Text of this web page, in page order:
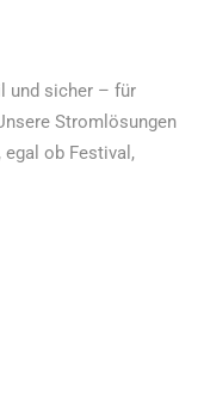
und sicher – für
Stromlösungen
ob Festival,